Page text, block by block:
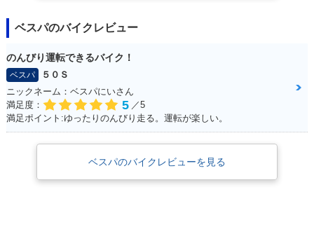
ベスパのバイクレビュー
のんびり運転できるバイク！
ベスパ
５０Ｓ
ニックネーム：ベスパにいさん
満足度：
5 ／5
満足ポイント:ゆったりのんびり走る。運転が楽しい。
ベスパのバイクレビューを見る